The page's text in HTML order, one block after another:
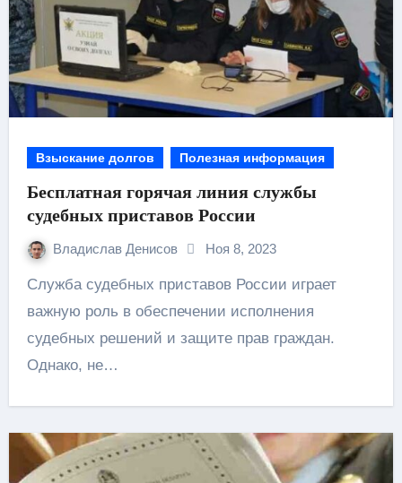
Взыскание долгов Полезная информация
Бесплатная горячая линия службы
судебных приставов России
Владислав Денисов Ноя 8, 2023
Служба судебных приставов России играет
важную роль в обеспечении исполнения
судебных решений и защите прав граждан.
Однако, не…